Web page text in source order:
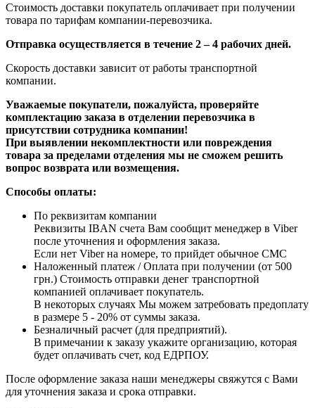
Стоимость доставки покупатель оплачивает при получении
товара по тарифам компании-перевозчика.
Отправка осуществляется в течение 2 – 4 рабочих дней.
Скорость доставки зависит от работы транспортной
компании.
Уважаемые покупатели, пожалуйста, проверяйте
комплектацию заказа в отделении перевозчика в
присутствии сотрудника компании!
При выявлении некомплектности или повреждения
товара за пределами отделения мы не сможем решить
вопрос возврата или возмещения.
Способы оплаты:
По реквизитам компании
Реквизиты IBAN счета Вам сообщит менеджер в Viber
после уточнения и оформления заказа.
Если нет Viber на номере, то прийдет обычное СМС
Наложенный платеж / Оплата при получении (от 500
грн.) Стоимость отправки денег транспортной
компанией оплачивает покупатель.
В некоторых случаях Мы можем затребовать предоплату
в размере 5 - 20% от суммы заказа.
Безналичный расчет (для предприятий).
В примечании к заказу укажите организацию, которая
будет оплачивать счет, код ЕДРПОУ.
После оформление заказа наши менеджеры свяжутся с Вами
для уточнения заказа и срока отправки.